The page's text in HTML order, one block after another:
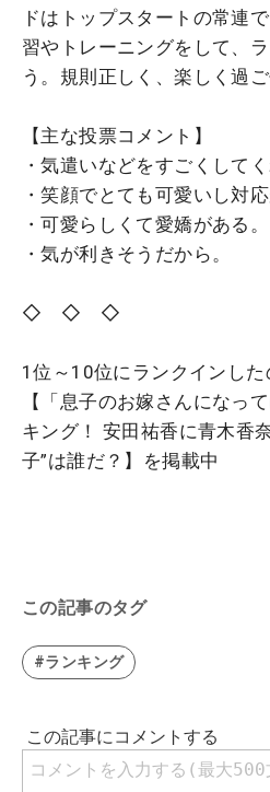
ドはトップスタートの常連
習やトレーニングをして、
う。規則正しく、楽しく過ご
【主な投票コメント】
・気遣いなどをすごくしてく
・笑顔でとても可愛いし対
・可愛らしくて愛嬌がある。
・気が利きそうだから。
◇ ◇ ◇
1位～10位にランクインし
【「息子のお嫁さんになっ
キング！ 安田祐香に青木香
子”は誰だ？】を掲載中
この記事のタグ
#ランキング